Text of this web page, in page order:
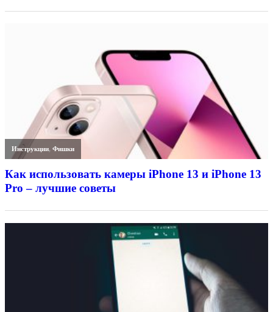
Инструкции,Фишки
Как использовать камеры iPhone 13 и iPhone 13
Pro – лучшие советы